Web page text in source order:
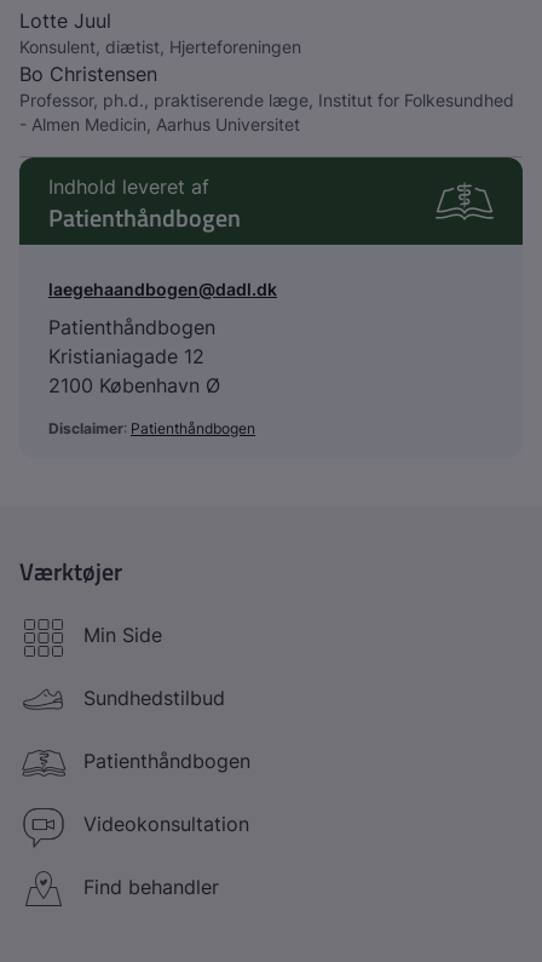
Lotte Juul
Konsulent, diætist, Hjerteforeningen
Bo Christensen
Professor, ph.d., praktiserende læge, Institut for Folkesundhed
- Almen Medicin, Aarhus Universitet
Indhold leveret af
Patienthåndbogen
laegehaandbogen@dadl.dk
Patienthåndbogen
Kristianiagade 12
2100 København Ø
Disclaimer: Patienthåndbogen